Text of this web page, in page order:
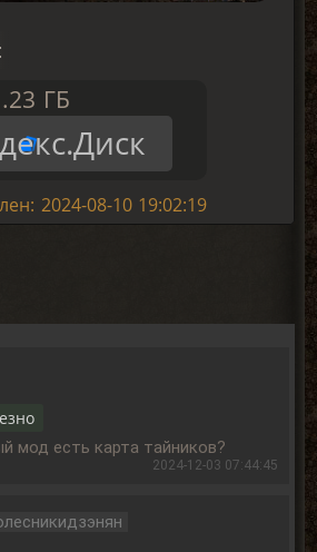
ГБ
2024-08-10 19:02:19
мод есть карта тайников?
2024-12-03 07:44:45